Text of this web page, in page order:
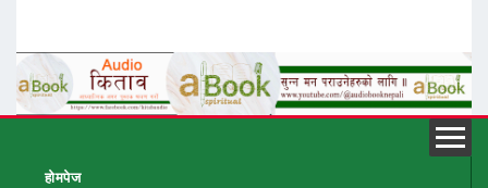
होमपेज